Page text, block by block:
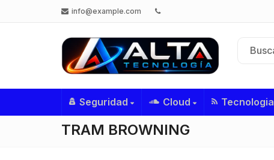
info@example.com
Seguridad Cloud Tecnologia
TRAM BROWNING